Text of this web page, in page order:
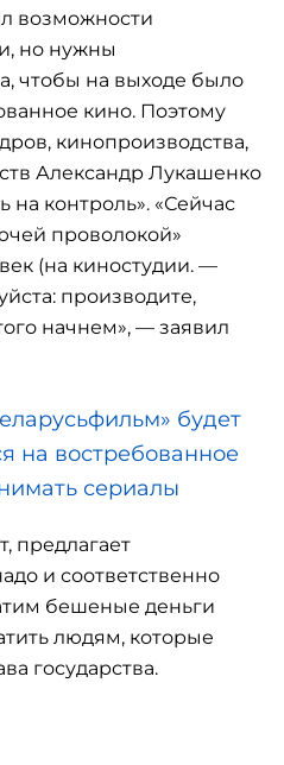
возможности
но нужны
чтобы на выходе было
кино. Поэтому
кинопроизводства,
Александр Лукашенко
на контроль». «Сейчас
проволокой»
(на киностудии. —
производите,
начнем», — заявил
будет
на востребованное
сериалы
предлагает
и соответственно
бешеные деньги
людям, которые
государства.